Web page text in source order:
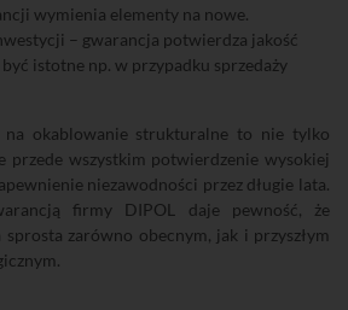
wymienia elementy na nowe.
– gwarancja potwierdza jakość
istotne np. w przypadku sprzedaży
na okablowanie strukturalne to nie tylko
przede wszystkim potwierdzenie wysokiej
niezawodności przez długie lata.
firmy DIPOL daje pewność, że
zarówno obecnym, jak i przyszłym